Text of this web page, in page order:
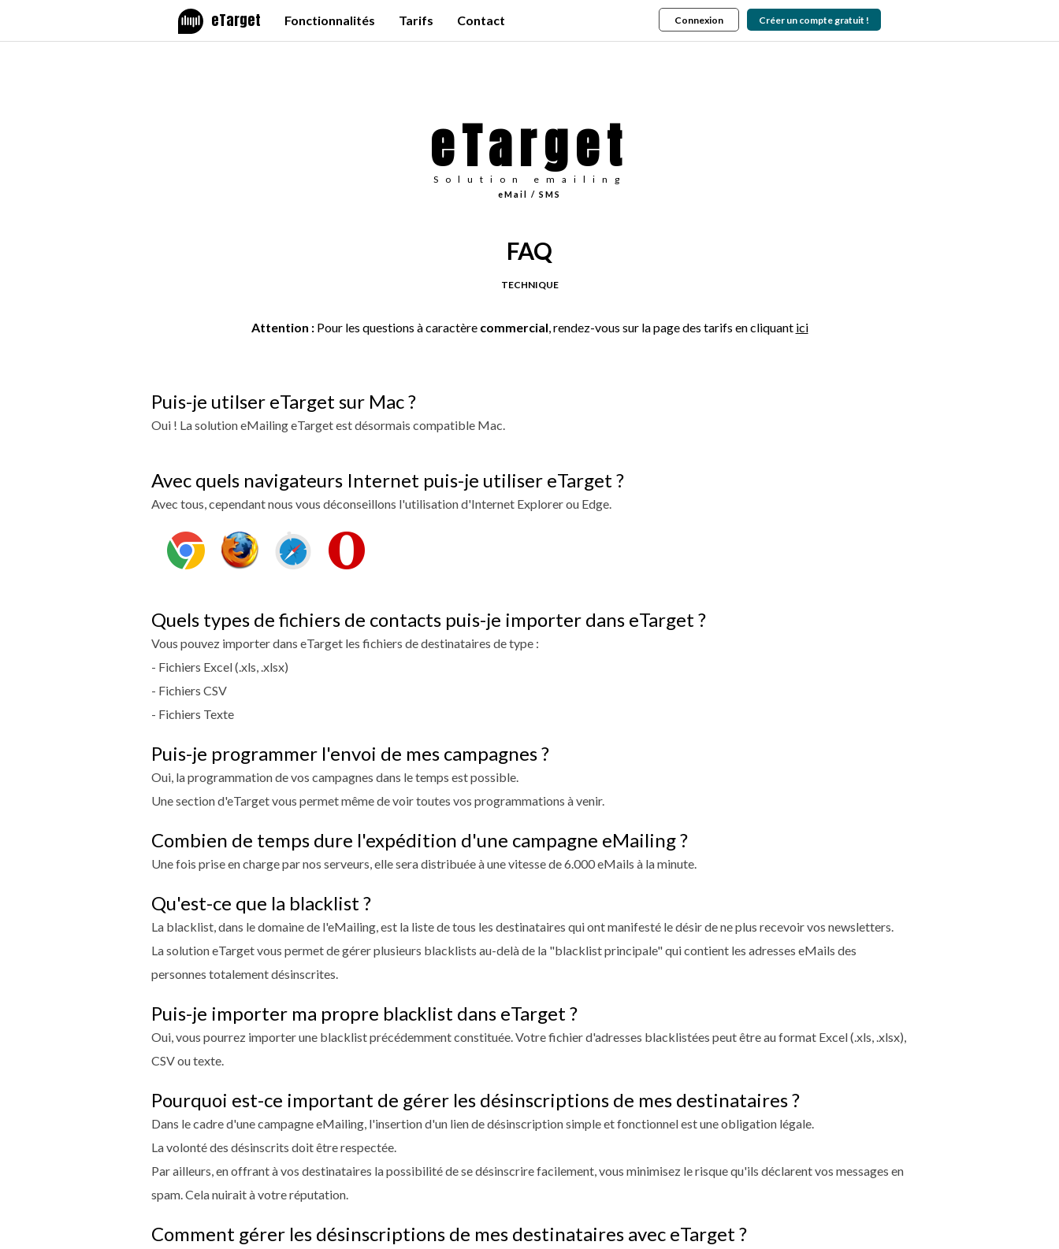
eTarget Fonctionnalités Tarifs Contact Connexion Créer un compte gratuit !
eTarget
Solution emailing
eMail / SMS
FAQ
TECHNIQUE
Attention :Pour les questions à caractère commercial, rendez-vous sur la page des tarifs en cliquant ici
Puis-je utilser eTarget sur Mac ?
Oui ! La solution eMailing eTarget est désormais compatible Mac.
Avec quels navigateurs Internet puis-je utiliser eTarget ?
Avec tous, cependant nous vous déconseillons l'utilisation d'Internet Explorer ou Edge.
Quels types de fichiers de contacts puis-je importer dans eTarget ?
Vous pouvez importer dans eTarget les fichiers de destinataires de type :
- Fichiers Excel (.xls, .xlsx)
- Fichiers CSV
- Fichiers Texte
Puis-je programmer l'envoi de mes campagnes ?
Oui, la programmation de vos campagnes dans le temps est possible.
Une section d'eTarget vous permet même de voir toutes vos programmations à venir.
Combien de temps dure l'expédition d'une campagne eMailing ?
Une fois prise en charge par nos serveurs, elle sera distribuée à une vitesse de 6.000 eMails à la minute.
Qu'est-ce que la blacklist ?
La blacklist, dans le domaine de l'eMailing, est la liste de tous les destinataires qui ont manifesté le désir de ne plus recevoir vos newsletters.
La solution eTarget vous permet de gérer plusieurs blacklists au-delà de la "blacklist principale" qui contient les adresses eMails des
personnes totalement désinscrites.
Puis-je importer ma propre blacklist dans eTarget ?
Oui, vous pourrez importer une blacklist précédemment constituée. Votre fichier d'adresses blacklistées peut être au format Excel (.xls, .xlsx),
CSV ou texte.
Pourquoi est-ce important de gérer les désinscriptions de mes destinataires ?
Dans le cadre d'une campagne eMailing, l'insertion d'un lien de désinscription simple et fonctionnel est une obligation légale.
La volonté des désinscrits doit être respectée.
Par ailleurs, en offrant à vos destinataires la possibilité de se désinscrire facilement, vous minimisez le risque qu'ils déclarent vos messages en
spam. Cela nuirait à votre réputation.
Comment gérer les désinscriptions de mes destinataires avec eTarget ?